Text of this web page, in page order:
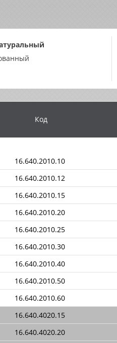
Код
16.640.2010.10
16.640.2010.12
16.640.2010.15
16.640.2010.20
16.640.2010.25
16.640.2010.30
16.640.2010.40
16.640.2010.50
16.640.2010.60
16.640.4020.15
16.640.4020.20